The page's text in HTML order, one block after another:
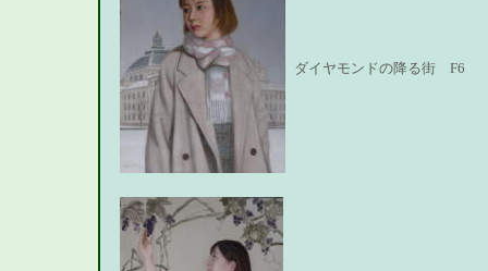
ダイヤモンドの降る街 F6